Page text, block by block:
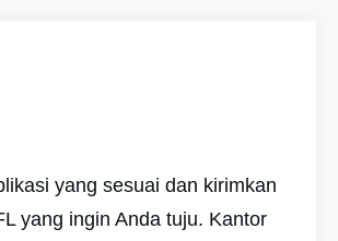
yang sesuai dan kirimkan
yang ingin Anda tuju. Kantor